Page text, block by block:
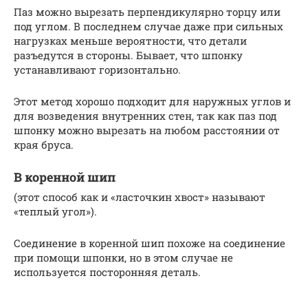
Паз можно вырезать перпендикулярно торцу или
под углом. В последнем случае даже при сильных
нагрузках меньше вероятности, что детали
разъедутся в стороны. Бывает, что шпонку
устанавливают горизонтально.
Этот метод хорошо подходит для наружных углов и
для возведения внутренних стен, так как паз под
шпонку можно вырезать на любом расстоянии от
края бруса.
В коренной шип
(этот способ как и «ласточкин хвост» называют
«теплый угол»).
Соединение в коренной шип похоже на соединение
при помощи шпонки, но в этом случае не
используется посторонняя деталь.